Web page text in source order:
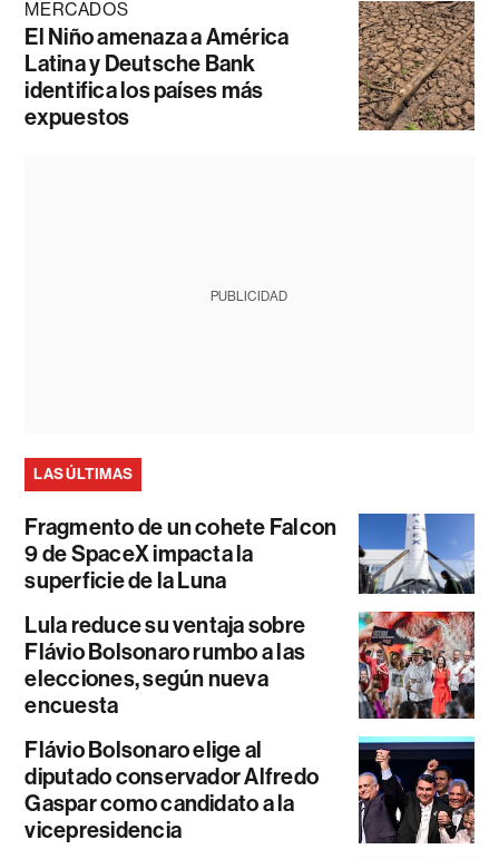
MERCADOS
El Niño amenaza a América
Latina y Deutsche Bank
identifica los países más
expuestos
PUBLICIDAD
LAS ÚLTIMAS
Fragmento de un cohete Falcon
9 de SpaceX impacta la
superficie de la Luna
Lula reduce su ventaja sobre
Flávio Bolsonaro rumbo a las
elecciones, según nueva
encuesta
Flávio Bolsonaro elige al
diputado conservador Alfredo
Gaspar como candidato a la
vicepresidencia